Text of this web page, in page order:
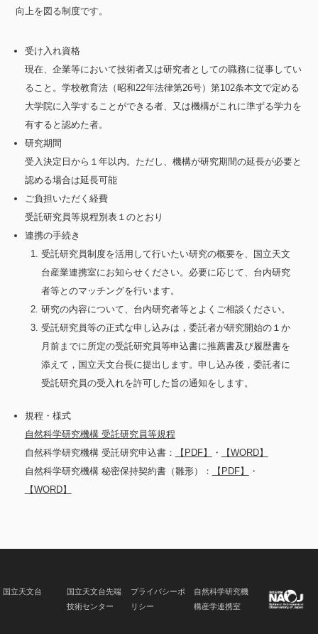
向上を図る制度です。
受け入れ資格
現在、企業等において技術者又は研究者としての職務に従事してい
ること。学校教育法（昭和22年法律第26号）第102条本文で定める
大学院に入学することができる者、又は機構がこれに準ずる学力を
有すると認めた者。
研究期間
受入決定日から１年以内。ただし、機構が研究期間の延長が必要と
認める場合は延長可能
ご負担いただく経費
受託研究員等規程別表１のとおり
連携の手続き
受託研究員制度を活用して行いたい研究の概要を、国立天文
台産業連携室にお知らせください。必要に応じて、台内研究
者等とのマッチングを行います。
研究の内容について、台内研究者等とよくご相談ください。
受託研究員等の正式な申し込みは，委託者が研究開始の１か
月前までに所定の受託研究員等申込書に推薦書及び履歴書を
添えて，国立天文台長に提出します。申し込み後，委託者に
受託研究員の受入れを許可した旨の通知をします。
規程・様式
自然科学研究機構 受託研究員等規程
自然科学研究機構 受託研究申込書：
【PDF】 ・
【WORD】
自然科学研究機構 秘密保持契約書（雛形）：
【PDF】
・
【WORD】
国立天文台
国立天文台先端
技術センター
プライバシーポ
リシー
自然科学研究機
構産学連携室